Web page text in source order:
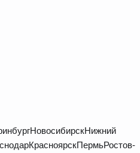
НовосибирскНижний
КрасноярскПермьРостов-